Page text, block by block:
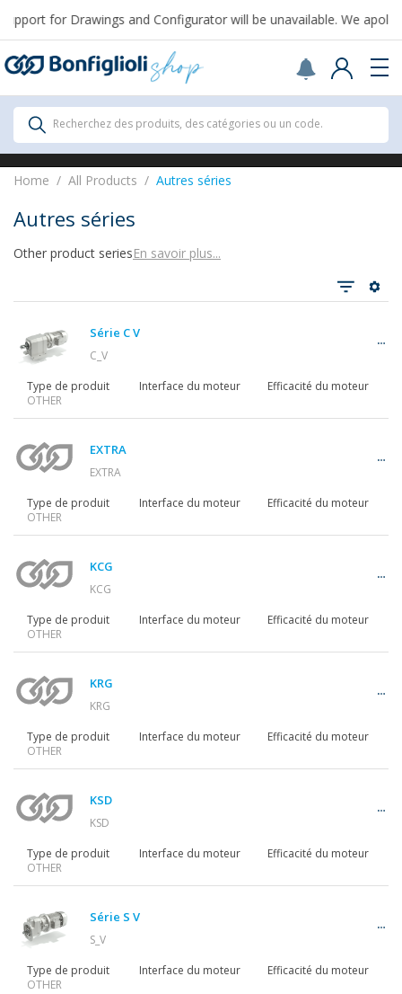
Scegli il Paese o territorio in cui sei per
acquistare online.
USA
Continue
for Drawings and Configurator will be unavailable. We
All Products
All Products
Réducteurs
Motoréducteurs
Motors
Variateurs
Accessoires
Autres séries
Recherchez des produits, des catégories ou un code.
Home All Products Autres séries
Autres séries
Other product seriesEn savoir plus...
Série C V
C_V
Type de produit
OTHER
Interface du moteur Efficacité du moteur
EXTRA
EXTRA
Type de produit
OTHER
Interface du moteur Efficacité du moteur
KCG
KCG
Type de produit
OTHER
Interface du moteur Efficacité du moteur
KRG
KRG
Type de produit
OTHER
Interface du moteur Efficacité du moteur
KSD
KSD
Type de produit
OTHER
Interface du moteur Efficacité du moteur
Série S V
S_V
Type de produit
OTHER
Interface du moteur Efficacité du moteur